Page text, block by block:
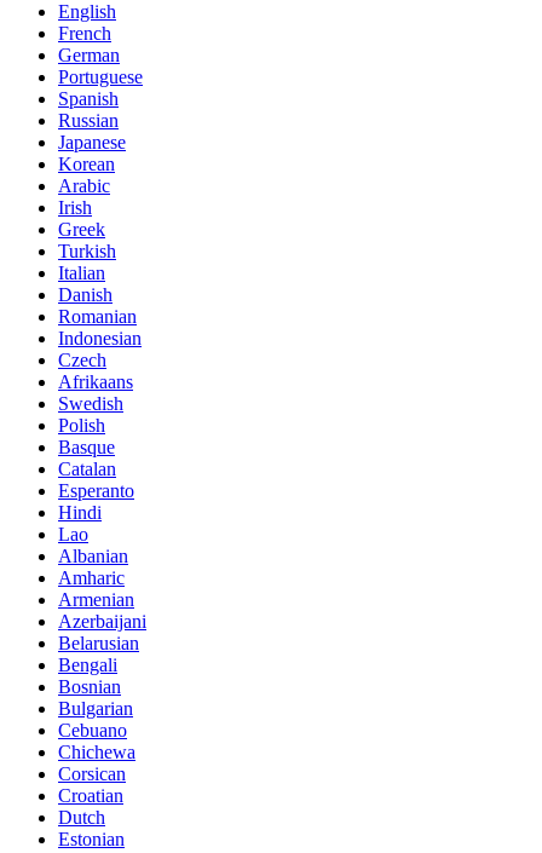
English
French
German
Portuguese
Spanish
Russian
Japanese
Korean
Arabic
Irish
Greek
Turkish
Italian
Danish
Romanian
Indonesian
Czech
Afrikaans
Swedish
Polish
Basque
Catalan
Esperanto
Hindi
Lao
Albanian
Amharic
Armenian
Azerbaijani
Belarusian
Bengali
Bosnian
Bulgarian
Cebuano
Chichewa
Corsican
Croatian
Dutch
Estonian